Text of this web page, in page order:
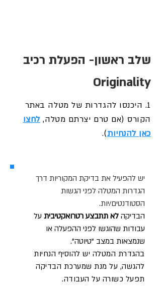
שלב ראשון- הפעלת רכיב
Originality
1. היכנסו להגדרות של מטלה באתר
הקורס (אם טרם יצרתם מטלה,לחצו
כאן להנחיות).
יש להפעיל את בדיקת המקוריות דרך
הגדרות המטלה לפני הגשות
הסטודנטים/יות.
הבדיקה לא תתבצע רטרואקטיבית על
עבודות שהוגשו לפני ההפעלה או
שנמצאות במצב "טיוטה".
בהגדרת המטלה יש להוסיף הנחיות
להגשה, על מנת שמערכת הבדיקה
תפעל כשורה על העבודה.